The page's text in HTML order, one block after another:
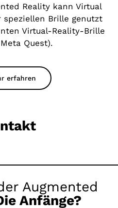
Reality kann Virtual
Brille genutzt
Virtual-Reality-Brille
Quest).
erfahren
Augmented
Anfänge?